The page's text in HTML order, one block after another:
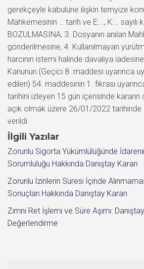
İlgili Yazılar
Zorunlu Sigorta Yükümlülüğünde
Sorumluluğu Hakkında Danıştay Kararı
Zorunlu İzinlerin Süresi İçinde
Sonuçları Hakkında Danıştay Kararı
Zımni Ret İşlemi ve Süre Aşımı:
Değerlendirme